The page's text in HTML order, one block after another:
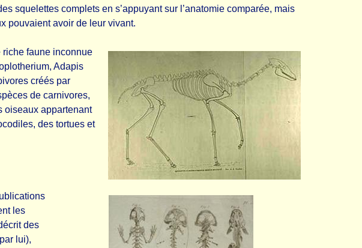
squelettes complets en s’appuyant sur l’anatomie comparée, mais
pouvaient avoir de leur vivant.
riche faune inconnue
Adapis
créés par
de carnivores,
oiseaux appartenant
des tortues et
les
des
lui),